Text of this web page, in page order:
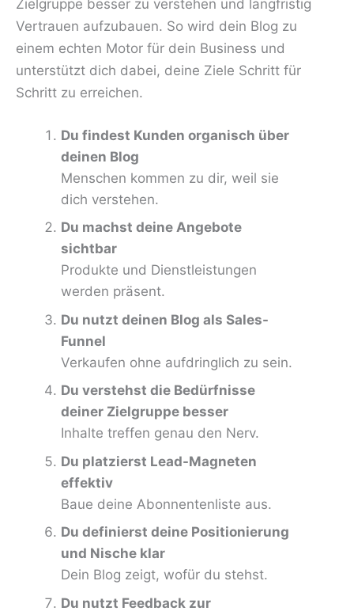
Zielgruppe besser zu verstehen und langfristig
Vertrauen aufzubauen. So wird dein Blog zu
einem echten Motor für dein Business und
unterstützt dich dabei, deine Ziele Schritt für
Schritt zu erreichen.
Du findest Kunden organisch über
deinen Blog
Menschen kommen zu dir, weil sie
dich verstehen.
Du machst deine Angebote
sichtbar
Produkte und Dienstleistungen
werden präsent.
Du nutzt deinen Blog als Sales-
Funnel
Verkaufen ohne aufdringlich zu sein.
Du verstehst die Bedürfnisse
deiner Zielgruppe besser
Inhalte treffen genau den Nerv.
Du platzierst Lead-Magneten
effektiv
Baue deine Abonnentenliste aus.
Du definierst deine Positionierung
und Nische klar
Dein Blog zeigt, wofür du stehst.
Du nutzt Feedback zur